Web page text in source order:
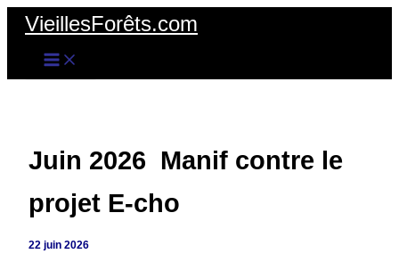
Aller
contenu
VieillesForêts.com
Juin 2026 Manif contre le
projet E-cho
22 juin 2026